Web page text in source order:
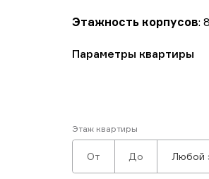
Этажность корпусов: 8
Параметры квартиры
Этаж квартиры
Любой